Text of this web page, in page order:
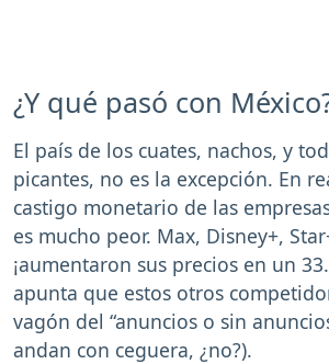
¿Y qué pasó con
El país de los cuates, nachos, y
picantes, no es la excepción. En
castigo monetario de las
es mucho peor. Max, Disney+,
¡aumentaron sus precios en un
apunta que estos otros
vagón del “anuncios o sin
andan con ceguera, ¿no?).